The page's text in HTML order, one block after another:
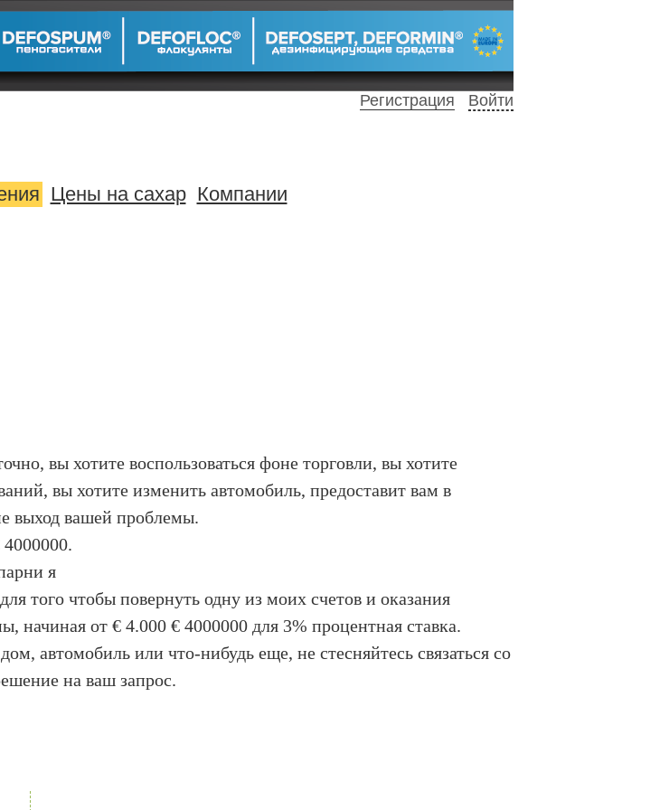
Войти
Регистрация
Цены на сахар Компании
вы хотите воспользоваться фоне торговли, вы хотите
вы хотите изменить автомобиль, предоставит вам в
выход вашей проблемы.
я
того чтобы повернуть одну из моих счетов и оказания
от € 4.000 € 4000000 для 3% процентная ставка.
автомобиль или что-нибудь еще, не стесняйтесь связаться со
на ваш запрос.